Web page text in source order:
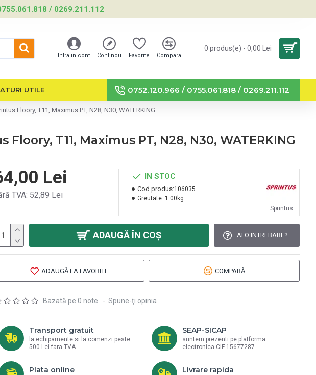
/ 0269.211.112
Intra in cont Cont nou Favorite Compara
0 produs(e) - 0,00 Lei
UTILE 0752.120.966 / 0755.061.818 / 0269.211.112
Floory, T11, Maximus PT, N28, N30, WATERKING
T11, Maximus PT, N28, N30, WATERKING
Bazată pe 0 note. - Spune-ţi opinia
Lei
TVA: 52,89 Lei
IN STOC
Cod produs:106035
Greutate: 1.00kg
Sprintus
ADAUGĂ ÎN COŞ AI O INTREBARE?
ADAUGĂ LA FAVORITE COMPARĂ
Transport gratuit
la echipamente si la comenzi peste
500 Lei fara TVA
SEAP-SICAP
suntem prezenti pe platforma
electronica CIF 15677287
Plata online Livrare rapida